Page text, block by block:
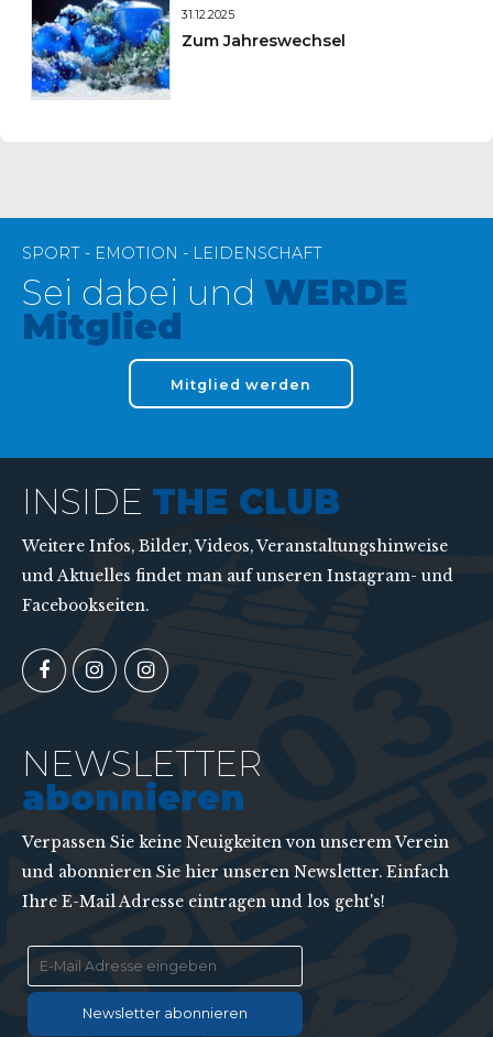
31.12.2025
Zum Jahreswechsel
SPORT - EMOTION - LEIDENSCHAFT
Sei dabei und WERDE
Mitglied
Mitglied werden
INSIDE THE CLUB
Weitere Infos, Bilder, Videos, Veranstaltungshinweise
und Aktuelles findet man auf unseren Instagram- und
Facebookseiten.
NEWSLETTER
abonnieren
Verpassen Sie keine Neuigkeiten von unserem Verein
und abonnieren Sie hier unseren Newsletter. Einfach
Ihre E-Mail Adresse eintragen und los geht's!